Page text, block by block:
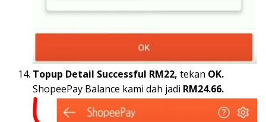
Topup Detail Successful RM22, tekan OK.
ShopeePay Balance kami dah jadi RM24.66.